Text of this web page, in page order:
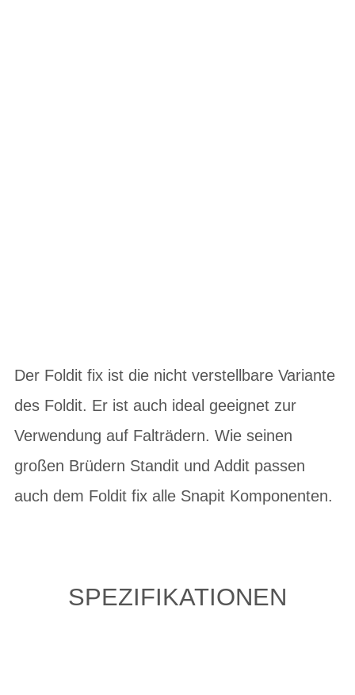
Der Foldit fix ist die nicht verstellbare Variante
des Foldit. Er ist auch ideal geeignet zur
Verwendung auf Falträdern. Wie seinen
großen Brüdern Standit und Addit passen
auch dem Foldit fix alle Snapit Komponenten.
SPEZIFIKATIONEN